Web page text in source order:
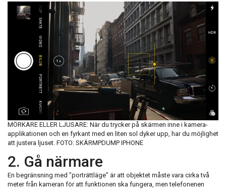
MÖRKARE ELLER LJUSARE: När du trycker på skärmen inne i kamera-
applikationen och en fyrkant med en liten sol dyker upp, har du möjlighet
att justera ljuset. FOTO: SKÄRMPDUMP IPHONE
2. Gå närmare
En begränsning med ”porträttläge” är att objektet måste vara cirka två
meter från kameran för att funktionen ska fungera, men telefonenen